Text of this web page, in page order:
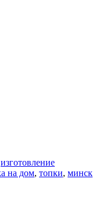
изготовление
на дом, топки, минск